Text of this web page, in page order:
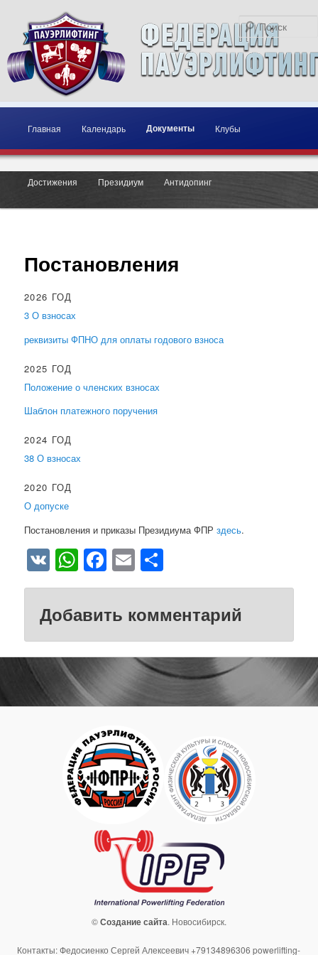
Главное меню
Перейти к основному содержимому
Перейти к дополнительному содержимому
Главная Календарь Документы Клубы
Достижения Президиум Антидопинг
Постановления
2026 ГОД
3 О взносах
реквизиты ФПНО для оплаты годового взноса
2025 ГОД
Положение о членских взносах
Шаблон платежного поручения
2024 ГОД
38 О взносах
2020 ГОД
О допуске
Постановления и приказы Президиума ФПРздесь.
VKWhatsApp
Facebook
Email
Добавить комментарий
©Создание сайта. Новосибирск.
Контакты: Федосиенко Сергей Алексеевич +79134896306 powerlifting-